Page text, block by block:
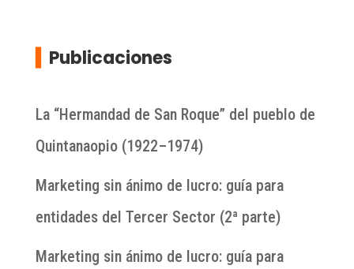
Publicaciones
La “Hermandad de San Roque” del pueblo de
Quintanaopio (1922–1974)
Marketing sin ánimo de lucro: guía para
entidades del Tercer Sector (2ª parte)
Marketing sin ánimo de lucro: guía para